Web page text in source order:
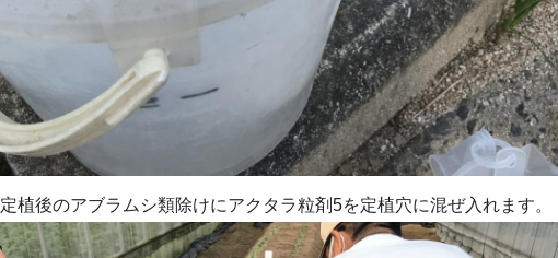
定植後のアブラムシ類除けにアクタラ粒剤5を定植穴に混ぜ入れます。